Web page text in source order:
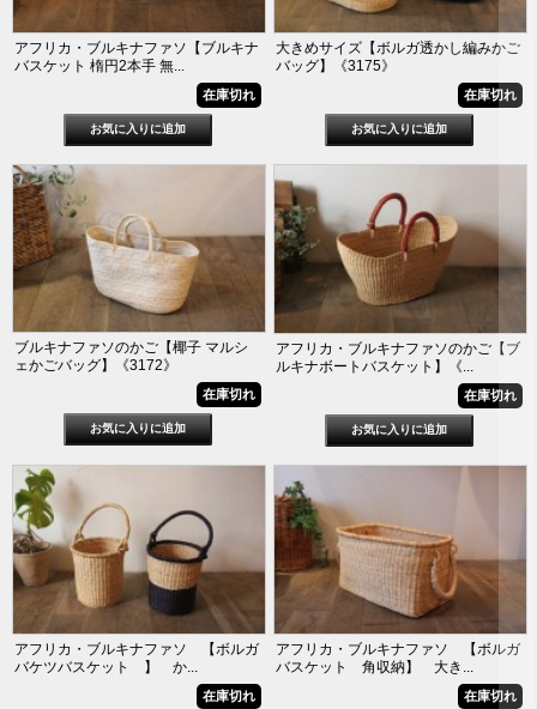
アフリカ・ブルキナファソ【ブルキナ
バスケット 楕円2本手 無...
在庫切れ
大きめサイズ【ボルガ透かし編みかご
バッグ】《3175》
在庫切れ
ブルキナファソのかご【椰子 マルシ
ェかごバッグ】《3172》
在庫切れ
アフリカ・ブルキナファソのかご【ブ
ルキナボートバスケット】《...
在庫切れ
アフリカ・ブルキナファソ 【ボルガ
バケツバスケット 】 か...
在庫切れ
アフリカ・ブルキナファソ 【ボルガ
バスケット 角収納】 大き...
在庫切れ